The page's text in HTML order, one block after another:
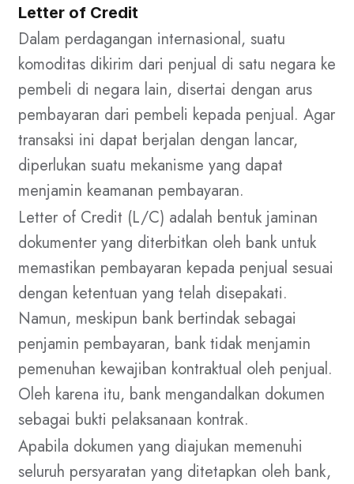
Letter of Credit
Dalam perdagangan internasional, suatu
komoditas dikirim dari penjual di satu negara ke
pembeli di negara lain, disertai dengan arus
pembayaran dari pembeli kepada penjual. Agar
transaksi ini dapat berjalan dengan lancar,
diperlukan suatu mekanisme yang dapat
menjamin keamanan pembayaran.
Letter of Credit (L/C) adalah bentuk jaminan
dokumenter yang diterbitkan oleh bank untuk
memastikan pembayaran kepada penjual sesuai
dengan ketentuan yang telah disepakati.
Namun, meskipun bank bertindak sebagai
penjamin pembayaran, bank tidak menjamin
pemenuhan kewajiban kontraktual oleh penjual.
Oleh karena itu, bank mengandalkan dokumen
sebagai bukti pelaksanaan kontrak.
Apabila dokumen yang diajukan memenuhi
seluruh persyaratan yang ditetapkan oleh bank,